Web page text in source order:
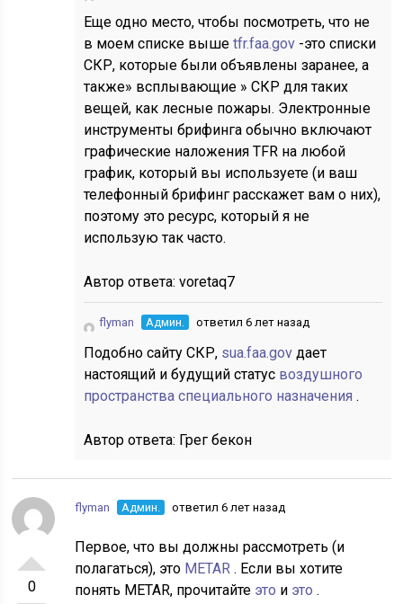
Еще одно место, чтобы посмотреть, что не
в моем списке вышеtfr.faa.gov -это списки
СКР, которые были объявлены заранее, а
также» всплывающие » СКР для таких
вещей, как лесные пожары. Электронные
инструменты брифинга обычно включают
графические наложения TFR на любой
график, который вы используете (и ваш
телефонный брифинг расскажет вам о них),
поэтому это ресурс, который я не
использую так часто.
Автор ответа:voretaq7
flyman Админ. ответил 6 лет назад
Подобно сайту СКР, sua.faa.govдает
настоящий и будущий статус воздушного
пространства специального назначения.
Автор ответа: Грег бекон
0
flyman Админ. ответил 6 лет назад
Первое, что вы должны рассмотреть (и
полагаться), это METAR. Если вы хотите
понять METAR, прочитайте это и это.